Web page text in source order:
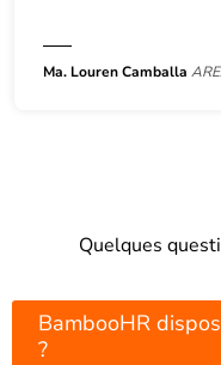
Ma. Louren Camballa
Quelques
BambooHR
?